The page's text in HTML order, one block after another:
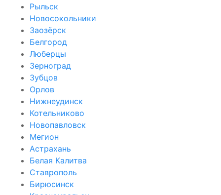
Рыльск
Новосокольники
Заозёрск
Белгород
Люберцы
Зерноград
Зубцов
Орлов
Нижнеудинск
Котельниково
Новопавловск
Мегион
Астрахань
Белая Калитва
Ставрополь
Бирюсинск